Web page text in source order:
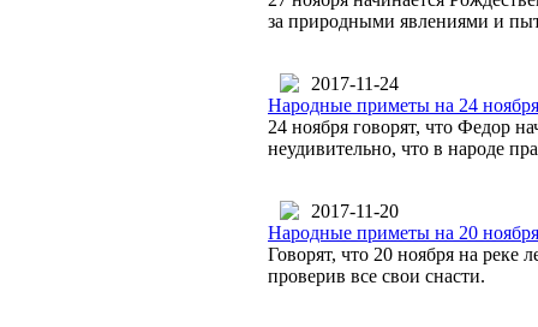
за природными явлениями и
2017-11-24
Народные приметы на 24
24 ноября говорят, что Федор
неудивительно, что в народе
2017-11-20
Народные приметы на 20
Говорят, что 20 ноября на реке
проверив все свои снасти.